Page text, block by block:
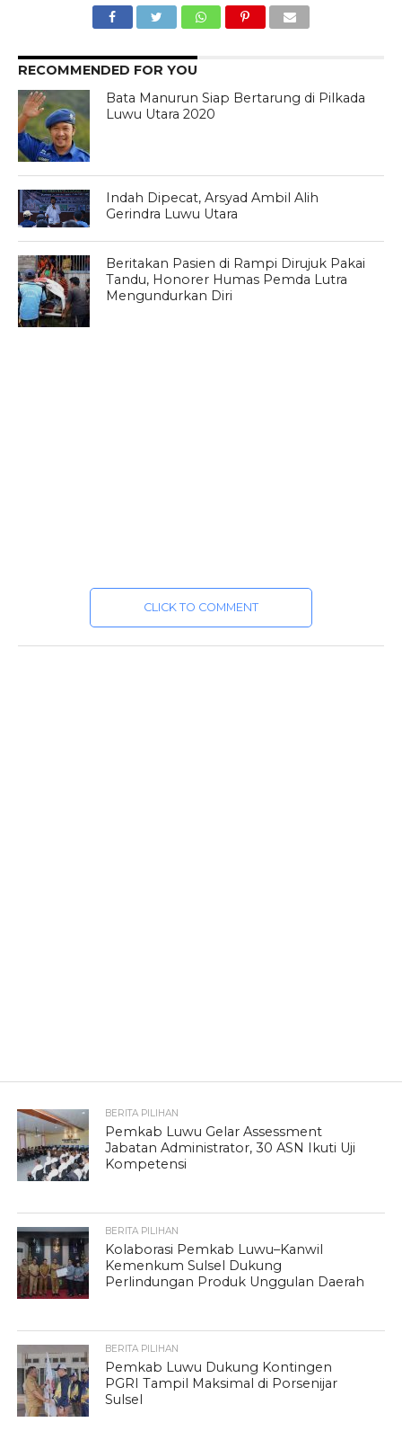
RECOMMENDED FOR YOU
Bata Manurun Siap Bertarung di Pilkada
Luwu Utara 2020
Indah Dipecat, Arsyad Ambil Alih
Gerindra Luwu Utara
Beritakan Pasien di Rampi Dirujuk Pakai
Tandu, Honorer Humas Pemda Lutra
Mengundurkan Diri
CLICK TO COMMENT
BERITA PILIHAN
Pemkab Luwu Gelar Assessment
Jabatan Administrator, 30 ASN Ikuti Uji
Kompetensi
BERITA PILIHAN
Kolaborasi Pemkab Luwu–Kanwil
Kemenkum Sulsel Dukung
Perlindungan Produk Unggulan Daerah
BERITA PILIHAN
Pemkab Luwu Dukung Kontingen
PGRI Tampil Maksimal di Porsenijar
Sulsel